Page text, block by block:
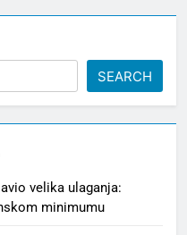
SEARCH
velika ulaganja:
minimumu